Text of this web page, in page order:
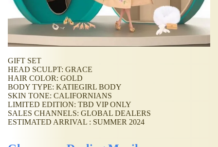
GIFT SET
HEAD SCULPT: GRACE
HAIR COLOR: GOLD
BODY TYPE: KATIEGIRL BODY
SKIN TONE: CALIFORNIANS
LIMITED EDITION: TBD VIP ONLY
SALES CHANNELS: GLOBAL DEALERS
ESTIMATED ARRIVAL : SUMMER 2024